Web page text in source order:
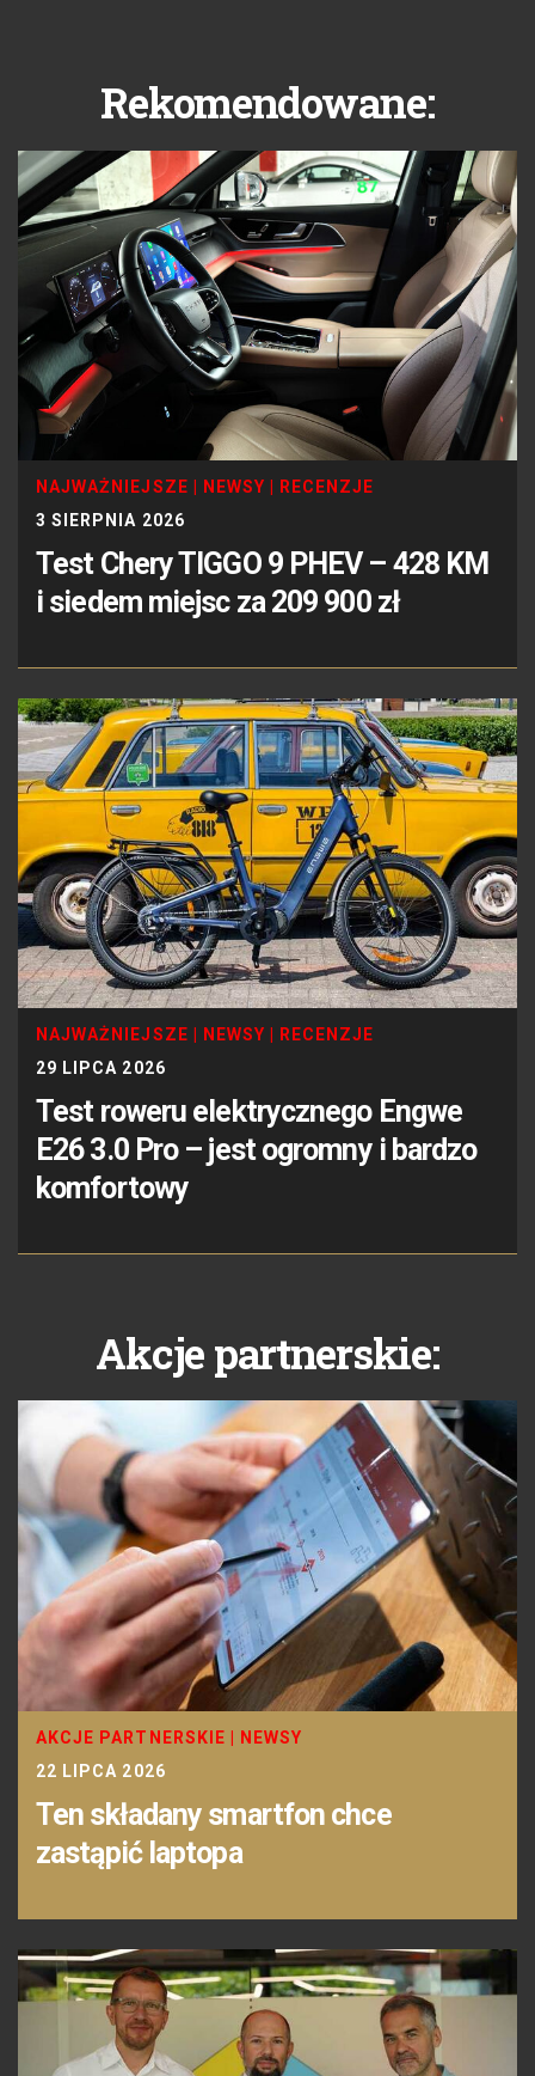
Rekomendowane:
NAJWAŻNIEJSZE NEWSY
RECENZJE
3 SIERPNIA 2026
Test Chery TIGGO 9 PHEV – 428 KM
i siedem miejsc za 209 900 zł
NAJWAŻNIEJSZE NEWSY
RECENZJE
29 LIPCA 2026
Test roweru elektrycznego Engwe
E26 3.0 Pro – jest ogromny i bardzo
komfortowy
Akcje partnerskie:
AKCJE PARTNERSKIE
NEWSY
22 LIPCA 2026
Ten składany smartfon chce
zastąpić laptopa